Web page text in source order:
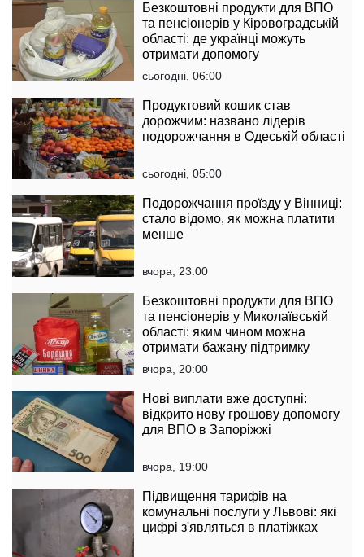
Безкоштовні продукти для ВПО
та пенсіонерів у Кіровоградській
області: де українці можуть
отримати допомогу
сьогодні, 06:00
Продуктовий кошик став
дорожчим: названо лідерів
подорожчання в Одеській області
сьогодні, 05:00
Подорожчання проїзду у Вінниці:
стало відомо, як можна платити
менше
вчора, 23:00
Безкоштовні продукти для ВПО
та пенсіонерів у Миколаївській
області: яким чином можна
отримати бажану підтримку
вчора, 20:00
Нові виплати вже доступні:
відкрито нову грошову допомогу
для ВПО в Запоріжжі
вчора, 19:00
Підвищення тарифів на
комунальні послуги у Львові: які
цифрі з'являться в платіжках